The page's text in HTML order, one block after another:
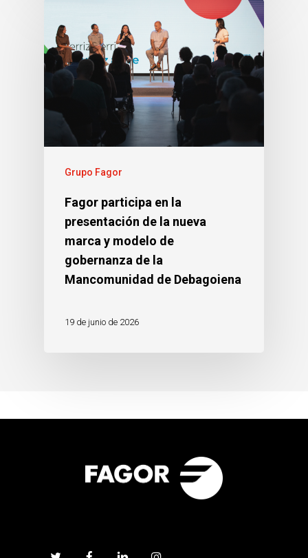
Grupo Fagor
Fagor participa en la
presentación de la nueva
marca y modelo de
gobernanza de la
Mancomunidad de Debagoiena
19 de junio de 2026